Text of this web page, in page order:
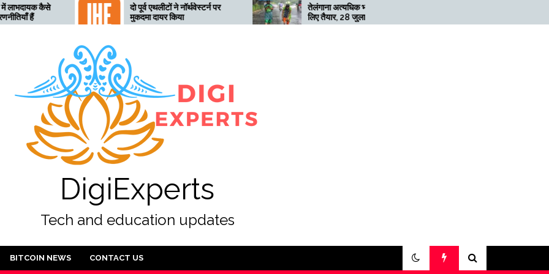
दो पूर्व एथलीटों ने नॉर्थवेस्टर्न पर
तेलंगाना अत्यधिक भारी बारिश के
लिए तैयार, 28 जुलाई तक ‘रेड’
अलर्ट जारी
नहीं हुई तो खनन लाभदायक नहीं है
DigiExperts
Tech and education updates
BITCOIN NEWS CONTACT US